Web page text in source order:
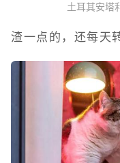
土耳其安塔
渣一点的，还每天